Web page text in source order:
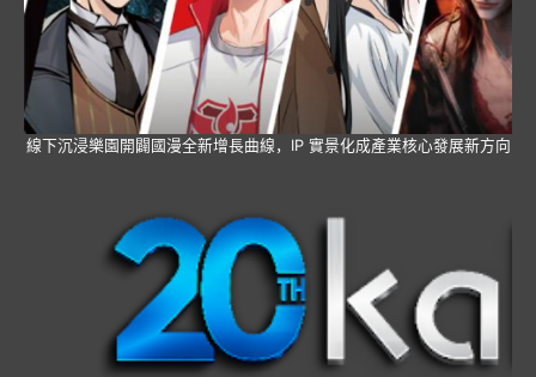
線下沉浸樂園開闢國漫全新增長曲線，IP 實景化成產業核心發展新方向